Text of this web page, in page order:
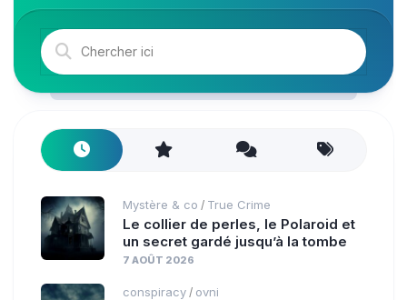
Mystère & co / True Crime
Le collier de perles, le Polaroid et
un secret gardé jusqu’à la tombe
7 AOÛT 2026
conspiracy / ovni